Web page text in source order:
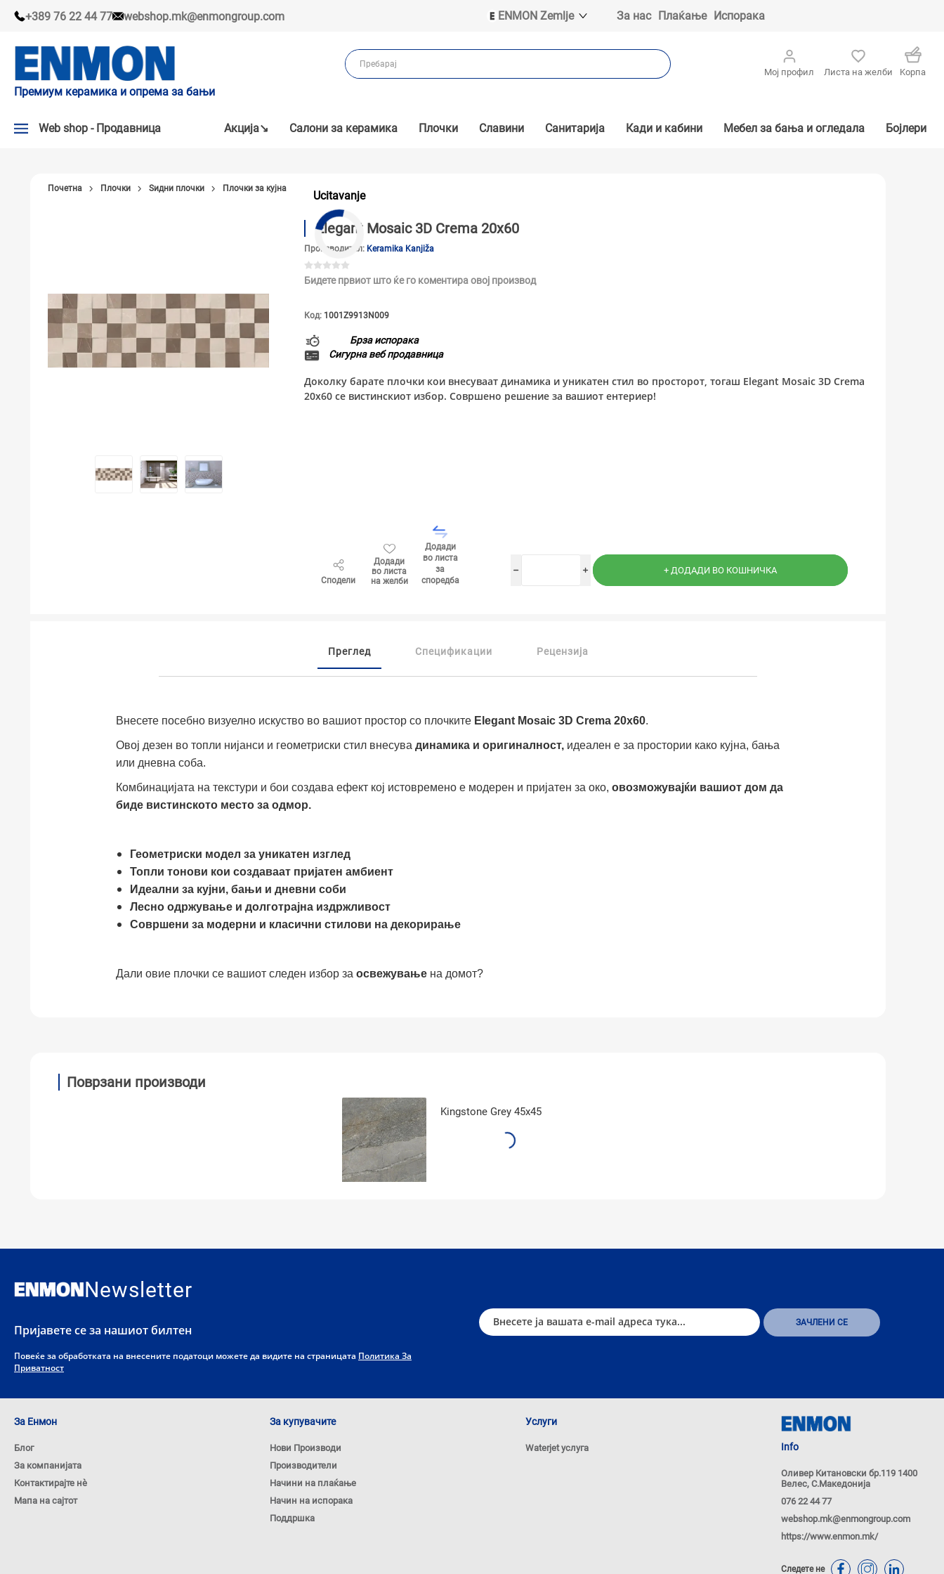
+389 76 22 44 77 webshop.mk@enmongroup.com
ENMON Zemlje
ENMON BIH
ENMON MKD
За нас Плаќање Испорака
Премиум керамика и опрема за бањи
Мој профил Листа на желби Kорпа
Web shop - Продавница
НАШИ ПРЕПОРАКИ
САНИТАРИЈА
ТУШЕВИ
МАТЕРИЈАЛИ ЗА ВГРАДУВАЊЕ НА КЕРАМИКА
Акцијa↘ Салони за керамика Плочки Славини Санитарија Кади и кабини Мебел за бања и огледала Бојлери
Ucitavanje
Почетна Плочки Ѕидни плочки Плочки за кујна
Elegant Mosaic 3D Crema 20x60
Производител: Keramika Kanjiža
Бидете првиот што ќе го коментира овој производ
Код: 1001Z9913N009
Брза испорака
Сигурна веб продавница
Доколку барате плочки кои внесуваат динамика и уникатен стил во просторот, тогаш Elegant Mosaic 3D Crema
20x60 се вистинскиот избор. Совршено решение за вашиот ентериер!
Сподели
Додади
во листа
на желби
Додади
во листа
за
споредба
i
h
Преглед Спецификации Рецензија
Внесете посебно визуелно искуство во вашиот простор со плочките Elegant Mosaic 3D Crema 20x60.
Овој дезен во топли нијанси и геометриски стил внесува динамика и оригиналност,идеален е за простории како кујна, бања
или дневна соба.
Комбинацијата на текстури и бои создава ефект кој истовремено е модерен и пријатен за око, овозможувајќи вашиот дом да
биде вистинското место за одмор.
Геометриски модел за уникатен изглед
Топли тонови кои создаваат пријатен амбиент
Идеални за кујни, бањи и дневни соби
Лесно одржување и долготрајна издржливост
Совршени за модерни и класични стилови на декорирање
Дали овие плочки се вашиот следен избор за освежувањена домот?
Поврзани производи
Kingstone Grey 45x45
Newsletter
Пријавете се за нашиот билтен
Повеќе за обработката на внесените податоци можете да видите на страницата Политика За
Приватност
За Енмон
Блог
За компанијата
Контактирајте нѐ
Мапа на сајтот
За купувачите
Нови Производи
Производители
Начини на плаќање
Начин на испорака
Поддршка
Услуги
Waterjet услуга Info
Оливер Китановски бр.119 1400
Велес, С.Македонија
076 22 44 77
webshop.mk@enmongroup.com
https://www.enmon.mk/
Следете не